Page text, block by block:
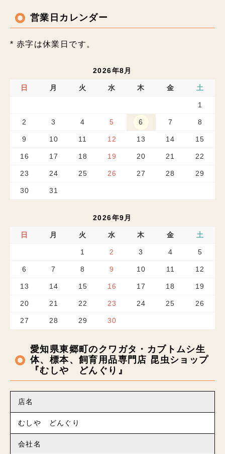
営業日カレンダー
* 赤字は休業日です。
2026年8月
日 月 火 水 木 金 土
1
2 3 4 5 6 7 8
9 10 11 12 13 14 15
16 17 18 19 20 21 22
23 24 25 26 27 28 29
30 31
2026年9月
日 月 火 水 木 金 土
1 2 3 4 5
6 7 8 9 10 11 12
13 14 15 16 17 18 19
20 21 22 23 24 25 26
27 28 29 30
愛知県東郷町のクワガタ・カブトムシ生
体、標本、飼育用品専門店 昆虫ショップ
『むしや どんぐり』
店名
むしや どんぐり
会社名